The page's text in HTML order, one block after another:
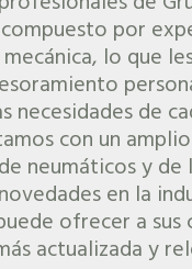
por
lo que
necesidades de
con un
neumáticos y de
en la
ofrecer a sus
actualizada y